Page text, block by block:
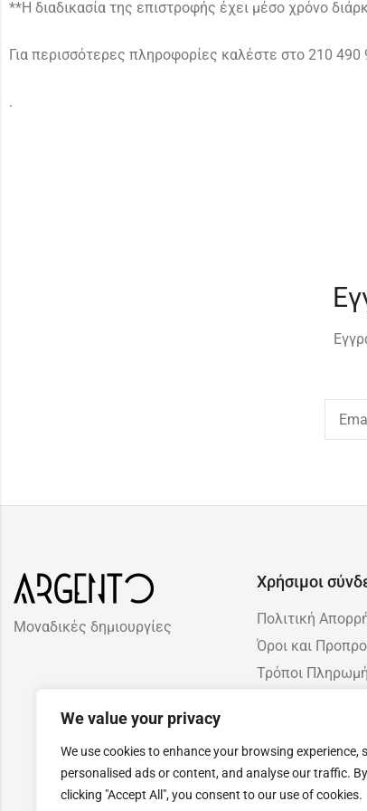
We value your privacy
We use cookies to enhance your browsing experience,
personalised ads or content, and analyse our traffic. By
clicking "Accept All", you consent to our use of cookies.
**Η διαδικασία της επιστροφής έχει μέσο χρόνο
Για περισσότερες πληροφορίες καλέστε στο 210 490
.
Μοναδικές δημιουργίες
Χρήσιμοι
Πολιτική
Όροι και
Τρόποι